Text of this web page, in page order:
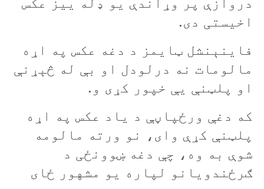
اخيستی دی.
فاينېنشل ټايمز د دغه عکس په اړه
مالومات نه درلودل او بې له څېړنې
او پلټنې يې خپور کړی و.
که دغې ورځپاڼې د ياد عکس په اړه
پلټنې کړې وای، نو ورته مالومه
شوې به وه، چې دغه ښوونځی د
ګرځندويانو لپاره يو مشهور ځای